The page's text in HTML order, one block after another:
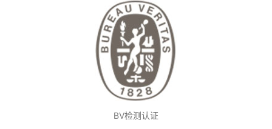
BV检测认证